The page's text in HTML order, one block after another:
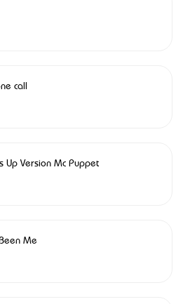
call
Up Version Mc Puppet
Me